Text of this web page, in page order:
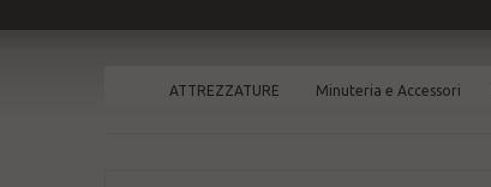
ATTREZZATURE Minuteria e Accessori